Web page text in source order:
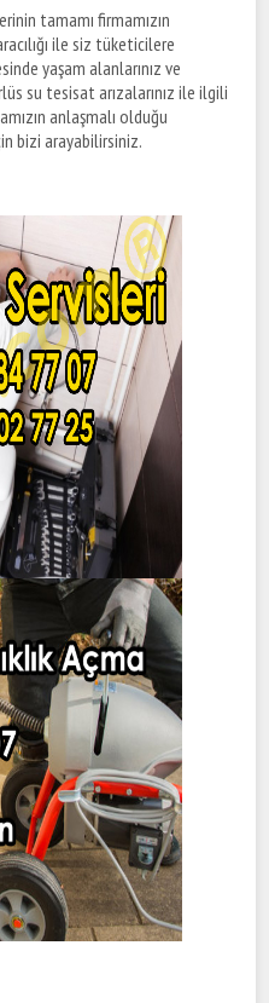
tamamı firmamızın
ile siz tüketicilere
yaşam alanlarınız ve
su tesisat arızalarınız ile ilgili
anlaşmalı olduğu
bizi arayabilirsiniz.